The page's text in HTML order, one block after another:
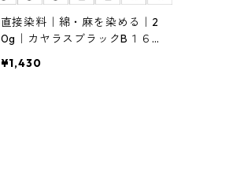
直接染料｜綿・麻を染める｜2
0g｜カヤラスブラックB１６
¥1,430